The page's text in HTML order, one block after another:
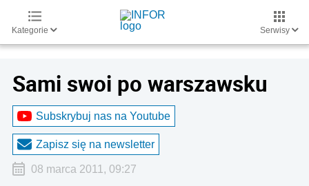
Kategorie Serwisy
Sami swoi po warszawsku
Subskrybuj nas na Youtube
Zapisz się na newsletter
08 marca 2011, 09:27